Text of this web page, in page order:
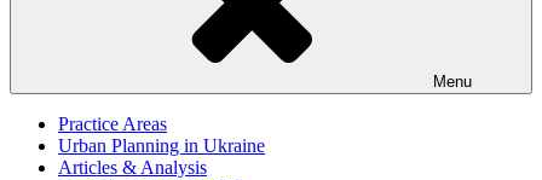
Menu
Practice Areas
Urban Planning in Ukraine
Articles & Analysis